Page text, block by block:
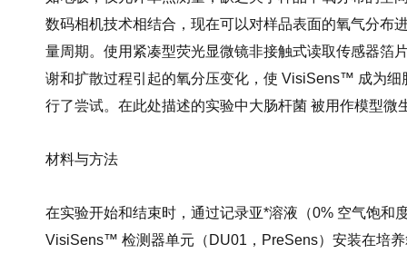
数码相机技术相结合，现在可以对样品表面的氧气分布
量周期。使用紧凑型荧光显微镜非接触式读取传感器箔
谢和扩散过程引起的氧分压变化，使 VisiSens™ 成为
行了尝试。在此处描述的实验中大肠杆菌 被用作模型
材料与方法
在实验开始和结束时，通过记录亚*溶液（0% 空气饱和
VisiSens™ 检测器单元（DU01，PreSens）安装在培